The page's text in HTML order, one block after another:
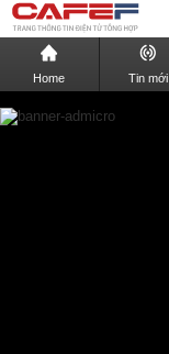
Home Tin mới